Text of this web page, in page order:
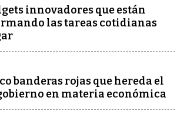
innovadores que están
las tareas cotidianas
banderas rojas que hereda el
en materia económica